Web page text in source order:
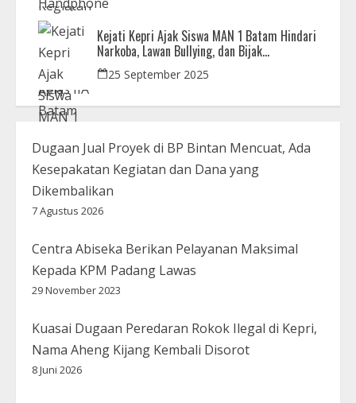
Kejati Kepri Ajak Siswa MAN 1 Batam Hindari
Narkoba, Lawan Bullying, dan Bijak
Bermedsos
25 September 2025
Dugaan Jual Proyek di BP Bintan Mencuat, Ada
Kesepakatan Kegiatan dan Dana yang
Dikembalikan
7 Agustus 2026
Centra Abiseka Berikan Pelayanan Maksimal
Kepada KPM Padang Lawas
29 November 2023
Kuasai Dugaan Peredaran Rokok Ilegal di Kepri,
Nama Aheng Kijang Kembali Disorot
8 Juni 2026